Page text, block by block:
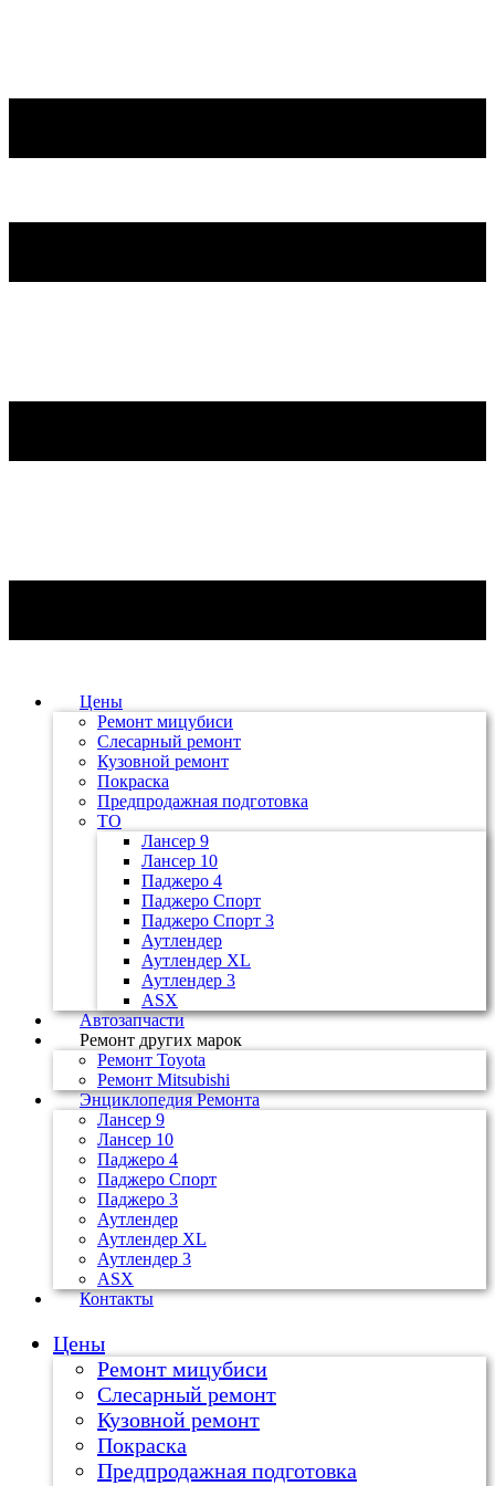
Цены
Ремонт мицубиси
Слесарный ремонт
Кузовной ремонт
Покраска
Предпродажная подготовка
ТО
Лансер 9
Лансер 10
Паджеро 4
Паджеро Спорт
Паджеро Спорт 3
Аутлендер
Аутлендер ХL
Аутлендер 3
ASX
Автозапчасти
Ремонт других марок
Ремонт Toyota
Ремонт Mitsubishi
Энциклопедия Ремонта
Лансер 9
Лансер 10
Паджеро 4
Паджеро Спорт
Паджеро 3
Аутлендер
Аутлендер ХL
Аутлендер 3
ASX
Контакты
Цены
Ремонт мицубиси
Слесарный ремонт
Кузовной ремонт
Покраска
Предпродажная подготовка